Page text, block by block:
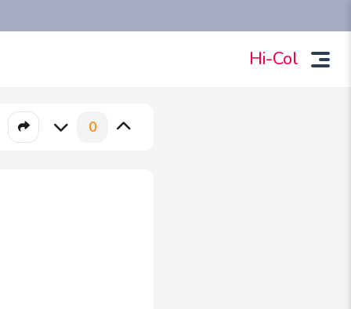
Hi-Col
0